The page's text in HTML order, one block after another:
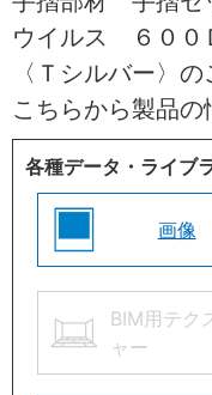
ウイルス ６０
〈Ｔシルバー〉
こちらから製品
各種データ・ライブ
画像
BIM用テク
ャー